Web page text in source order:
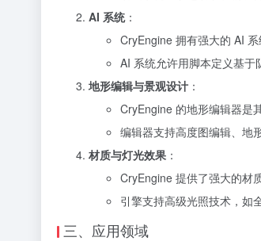
AI 系统：
CryEngine 拥有强大的 AI
AI 系统允许用脚本定义基
地形编辑与景观设计 ：
CryEngine 的地形编辑器是
编辑器支持高度图编辑、地
材质与灯光效果 ：
CryEngine 提供了强大的材
引擎支持高级光照技术，如
三、应用领域